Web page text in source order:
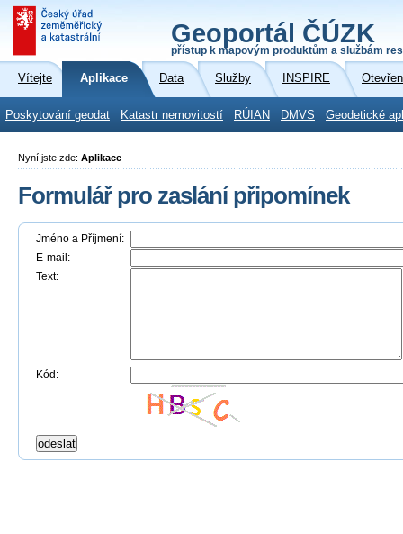
Geoportál ČÚZK
přístup k mapovým produktům a službám
Vítejte Aplikace Data Služby INSPIRE
Poskytování geodat Katastr nemovitostí RÚIAN DMVS Geodetické
Nyní jste zde: Aplikace
Formulář pro zaslání připomínek
Jméno a Příjmení:
E-mail:
Text:
Kód: